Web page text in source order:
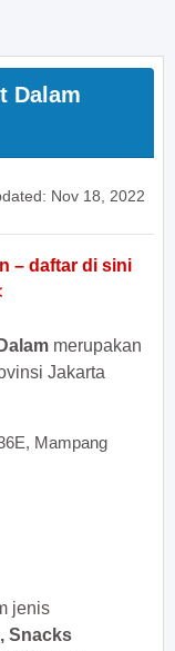
Dalam
Nov 18, 2022
– daftar di sini
merupakan
Jakarta
Mampang
jenis
Snacks